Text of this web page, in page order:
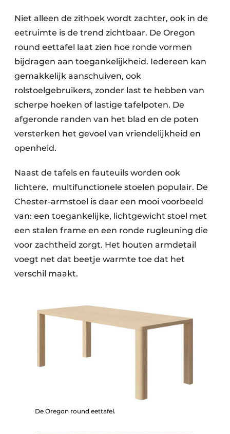
Niet alleen de zithoek wordt zachter, ook in de
eetruimte is de trend zichtbaar. De Oregon
round eettafel laat zien hoe ronde vormen
bijdragen aan toegankelijkheid. Iedereen kan
gemakkelijk aanschuiven, ook
rolstoelgebruikers, zonder last te hebben van
scherpe hoeken of lastige tafelpoten. De
afgeronde randen van het blad en de poten
versterken het gevoel van vriendelijkheid en
openheid.
Naast de tafels en fauteuils worden ook
lichtere, multifunctionele stoelen populair. De
Chester-armstoel is daar een mooi voorbeeld
van: een toegankelijke, lichtgewicht stoel met
een stalen frame en een ronde rugleuning die
voor zachtheid zorgt. Het houten armdetail
voegt net dat beetje warmte toe dat het
verschil maakt.
De Oregon round eettafel.